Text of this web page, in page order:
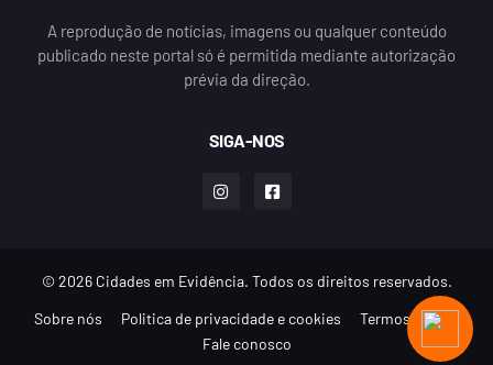
A reprodução de notícias, imagens ou qualquer conteúdo
publicado neste portal só é permitida mediante autorização
prévia da direção.
SIGA-NOS
© 2026 Cidades em Evidência. Todos os direitos reservados.
Sobre nós
Politica de privacidade e cookies
Termos de uso
Fale conosco